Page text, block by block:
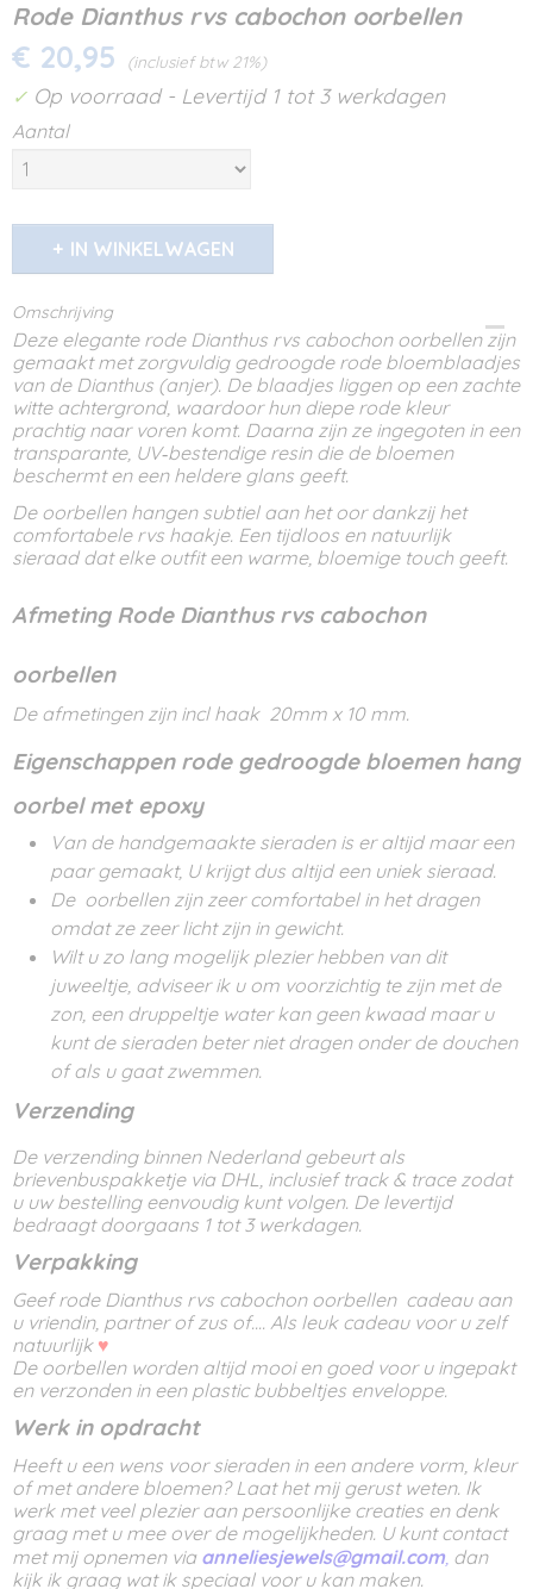
Rode Dianthus rvs cabochon oorbellen
€ 20,95 (inclusief btw 21%)
✓ Op voorraad - Levertijd 1 tot 3 werkdagen
Aantal
IN WINKELWAGEN
Omschrijving
Deze elegante rode Dianthus rvs cabochon oorbellen zijn
gemaakt met zorgvuldig gedroogde rode bloemblaadjes
van de Dianthus (anjer). De blaadjes liggen op een zachte
witte achtergrond, waardoor hun diepe rode kleur
prachtig naar voren komt. Daarna zijn ze ingegoten in een
transparante, UV‑bestendige resin die de bloemen
beschermt en een heldere glans geeft.
De oorbellen hangen subtiel aan het oor dankzij het
comfortabele rvs haakje. Een tijdloos en natuurlijk
sieraad dat elke outfit een warme, bloemige touch geeft.
Afmeting Rode Dianthus rvs cabochon
oorbellen
De afmetingen zijn incl haak 20mm x 10 mm.
Eigenschappen rode gedroogde bloemen hang
oorbel met epoxy
Van de handgemaakte sieraden is er altijd maar een
paar gemaakt, U krijgt dus altijd een uniek sieraad.
De oorbellen zijn zeer comfortabel in het dragen
omdat ze zeer licht zijn in gewicht.
Wilt u zo lang mogelijk plezier hebben van dit
juweeltje, adviseer ik u om voorzichtig te zijn met de
zon, een druppeltje water kan geen kwaad maar u
kunt de sieraden beter niet dragen onder de douchen
of als u gaat zwemmen.
Verzending
De verzending binnen Nederland gebeurt als
brievenbuspakketje via DHL, inclusief track & trace zodat
u uw bestelling eenvoudig kunt volgen. De levertijd
bedraagt doorgaans 1 tot 3 werkdagen.
Verpakking
Geef rode Dianthus rvs cabochon oorbellen cadeau aan
u vriendin, partner of zus of.... Als leuk cadeau voor u zelf
natuurlijk♥
De oorbellen worden altijd mooi en goed voor u ingepakt
en verzonden in een plastic bubbeltjes enveloppe.
Werk in opdracht
Heeft u een wens voor sieraden in een andere vorm, kleur
of met andere bloemen? Laat het mij gerust weten. Ik
werk met veel plezier aan persoonlijke creaties en denk
graag met u mee over de mogelijkheden. U kunt contact
met mij opnemen via anneliesjewels@gmail.com, dan
kijk ik graag wat ik speciaal voor u kan maken.